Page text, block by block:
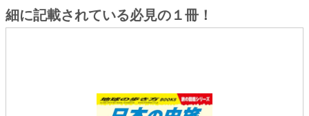
細に記載されている必見の１冊！